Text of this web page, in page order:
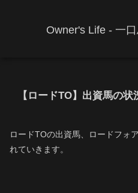
Owner's Life - 一
【ロードTO】出資馬の状
ロードTOの出資馬、ロードフォ
れていきます。